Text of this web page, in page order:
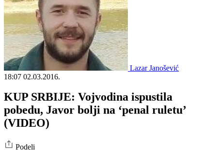
Lazar Janošević
18:07 02.03.2016.
KUP SRBIJE: Vojvodina ispustila
pobedu, Javor bolji na ‘penal ruletu’
(VIDEO)
Podeli